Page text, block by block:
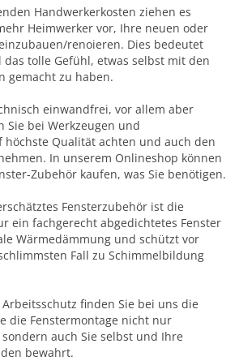
Handwerkerkosten ziehen es
Heimwerker vor, Ihre neuen oder
renoieren. Dies bedeutet
tolle Gefühl, etwas selbst mit den
gemacht zu haben.
einwandfrei, vor allem aber
Sie bei Werkzeugen und
höchste Qualität achten und auch den
In unserem Onlineshop können
Zubehör kaufen, was Sie benötigen.
Fensterzubehör ist die
ein fachgerecht abgedichtetes Fenster
Wärmedämmung und schützt vor
Fall zu Schimmelbildung
finden Sie bei uns die
die Fenstermontage nicht nur
auch Sie selbst und Ihre
bewahrt.